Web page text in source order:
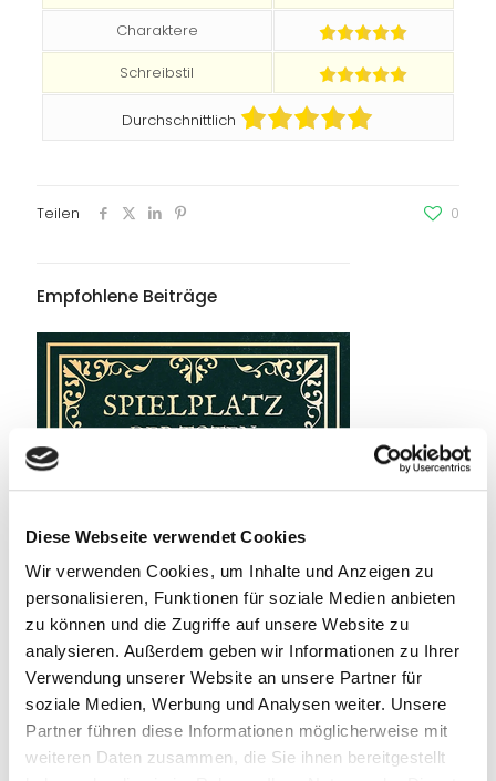
Diese Webseite verwendet Cookies
Wir verwenden Cookies, um Inhalte und Anzeigen zu
personalisieren, Funktionen für soziale Medien anbieten
zu können und die Zugriffe auf unsere Website zu
analysieren. Außerdem geben wir Informationen zu Ihrer
Verwendung unserer Website an unsere Partner für
soziale Medien, Werbung und Analysen weiter. Unsere
Partner führen diese Informationen möglicherweise mit
weiteren Daten zusammen, die Sie ihnen bereitgestellt
Charaktere
Schreibstil
Durchschnittlich
Teilen 0
Empfohlene Beiträge